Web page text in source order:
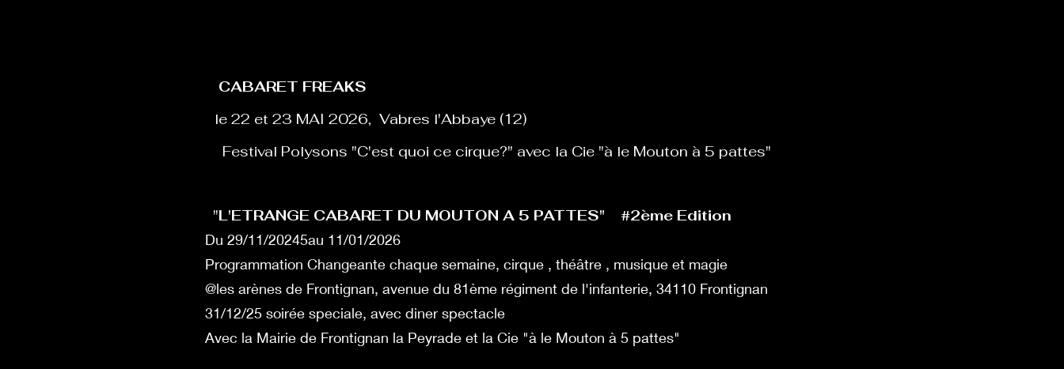
"L'ETRANGE CABARET DU MOUTON A 5 PATTES" #2ème Edition
Du 29/11/20245au 11/​01/2026
Programmation Changeante chaque semaine, cirque , théâtre , musique et magie
@les arènes de Frontignan, avenue du 81ème régiment de l'infanterie, 34110 Frontignan
31/12/25 soirée speciale, avec diner spectacle
Avec la Mairie de Frontignan la Peyrade et la Cie "à le Mouton à 5 pattes"
CABARET FREAKS
le 22 et 23 MAI 2026, Vabres l'Abbaye (12)
Festival Polysons "C'est quoi ce cirque?" avec la Cie "à le Mouton à 5 pattes"